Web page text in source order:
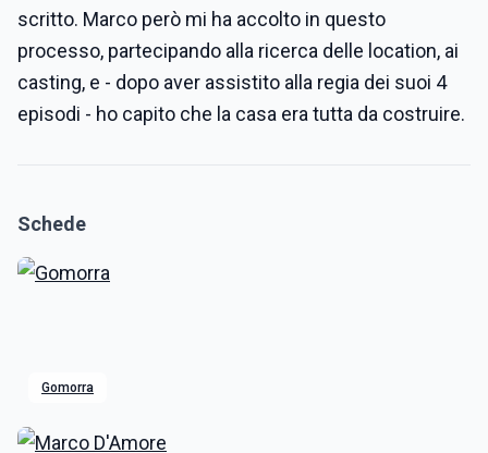
scritto. Marco però mi ha accolto in questo
processo, partecipando alla ricerca delle location, ai
casting, e - dopo aver assistito alla regia dei suoi 4
episodi - ho capito che la casa era tutta da costruire.
Schede
Gomorra